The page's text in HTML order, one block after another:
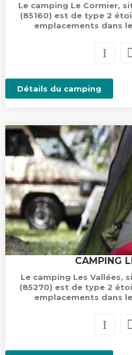
Le camping Le Cormier,
(85160) est de type 2
emplacements dans
Détails du camping
CAMPING
Le camping Les Vallées,
(85270) est de type 2
emplacements dans